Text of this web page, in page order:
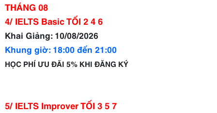
THÁNG 08
4/ IELTS Basic TỐI 2 4 6
Khai Giảng: 10/08/2026
Khung giờ: 18:00 đến 21:00
HỌC PHÍ ƯU ĐÃI 5% KHI ĐĂNG KÝ
5/ IELTS Improver TỐI 3 5 7